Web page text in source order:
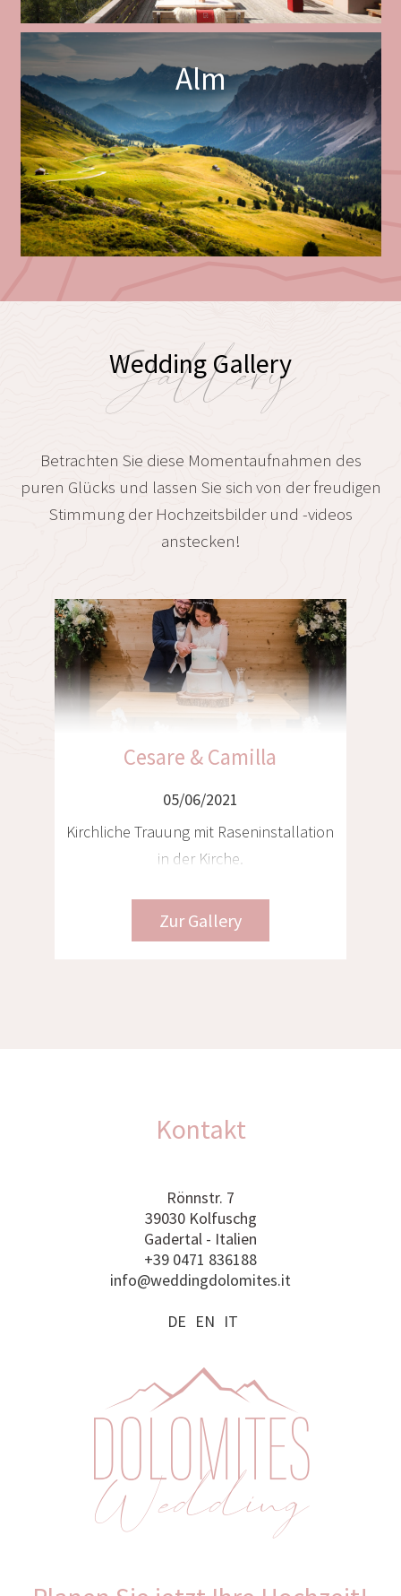
Alm
Wedding Gallery
Gallery
Betrachten Sie diese Momentaufnahmen des
puren Glücks und lassen Sie sich von der freudigen
Stimmung der Hochzeitsbilder und -videos
anstecken!
Christian & Franziska
05/06/2021
Tiroler Hochzeit im Chalet mit Heli-
Transfer nach Venedig und Toskana, 3
Zur Gallery
Kontakt
Rönnstr. 7
39030 Kolfuschg
Gadertal - Italien
+39 0471 836188
info@weddingdolomites.it
DE EN IT